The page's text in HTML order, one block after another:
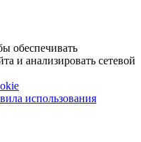
обеспечивать
и анализировать сетевой
использования